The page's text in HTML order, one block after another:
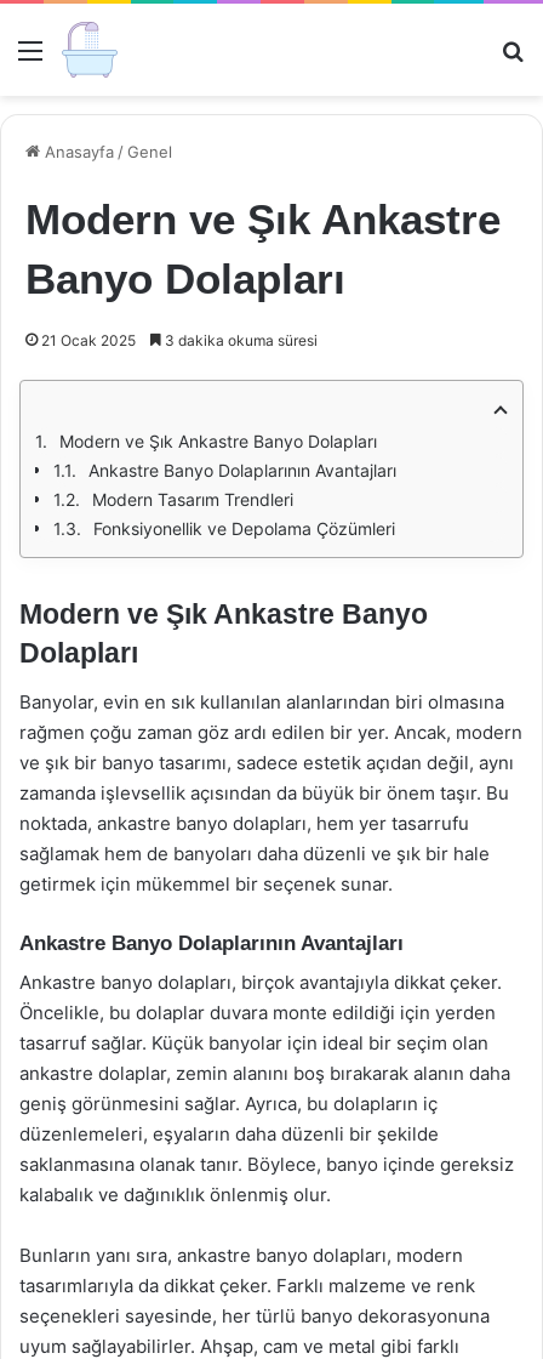
Menü
Anasayfa /Genel
Modern ve Şık Ankastre
Banyo Dolapları
21 Ocak 2025 3 dakika okuma süresi
Modern ve Şık Ankastre Banyo Dolapları
Ankastre Banyo Dolaplarının Avantajları
Modern Tasarım Trendleri
Fonksiyonellik ve Depolama Çözümleri
Modern ve Şık Ankastre Banyo
Dolapları
Banyolar, evin en sık kullanılan alanlarından biri olmasına
rağmen çoğu zaman göz ardı edilen bir yer. Ancak, modern
ve şık bir banyo tasarımı, sadece estetik açıdan değil, aynı
zamanda işlevsellik açısından da büyük bir önem taşır. Bu
noktada, ankastre banyo dolapları, hem yer tasarrufu
sağlamak hem de banyoları daha düzenli ve şık bir hale
getirmek için mükemmel bir seçenek sunar.
Ankastre Banyo Dolaplarının Avantajları
Ankastre banyo dolapları, birçok avantajıyla dikkat çeker.
Öncelikle, bu dolaplar duvara monte edildiği için yerden
tasarruf sağlar. Küçük banyolar için ideal bir seçim olan
ankastre dolaplar, zemin alanını boş bırakarak alanın daha
geniş görünmesini sağlar. Ayrıca, bu dolapların iç
düzenlemeleri, eşyaların daha düzenli bir şekilde
saklanmasına olanak tanır. Böylece, banyo içinde gereksiz
kalabalık ve dağınıklık önlenmiş olur.
Bunların yanı sıra, ankastre banyo dolapları, modern
tasarımlarıyla da dikkat çeker. Farklı malzeme ve renk
seçenekleri sayesinde, her türlü banyo dekorasyonuna
uyum sağlayabilirler. Ahşap, cam ve metal gibi farklı